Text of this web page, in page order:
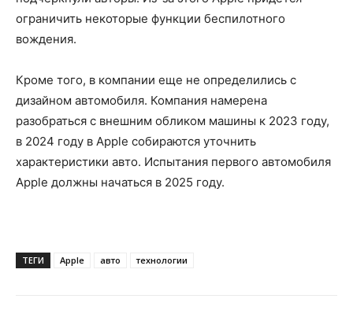
ограничить некоторые функции беспилотного
вождения.
Кроме того, в компании еще не определились с
дизайном автомобиля. Компания намерена
разобраться с внешним обликом машины к 2023 году,
в 2024 году в Apple собираются уточнить
характеристики авто. Испытания первого автомобиля
Apple должны начаться в 2025 году.
ТЕГИ Apple авто технологии